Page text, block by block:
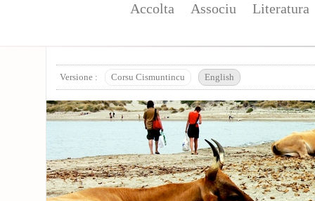
Accolta Associu Literatura
Versione : Corsu Cismuntincu English